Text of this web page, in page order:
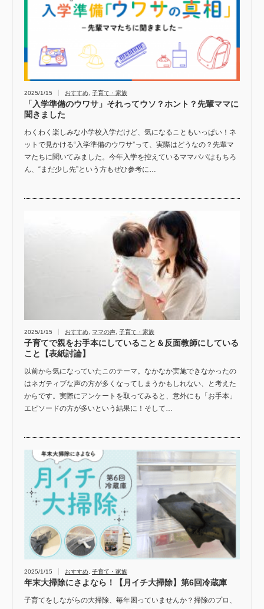
2025/1/15 おすすめ 子育て・家族
「入学準備のウワサ」それってウソ？ホント？先輩ママに
聞きました
わくわく楽しみな小学校入学だけど、気になることもいっぱい！ネ
ットで見かける“入学準備のウワサ”って、実際はどうなの？先輩マ
マたちに聞いてみました。今年入学を控えているママパパはもちろ
ん、“まだ少し先”という方もぜひ参考に…
2025/1/15 おすすめ, ママの声, 子育て・家族
子育てで親をお手本にしていること＆反面教師にしている
こと【表紙討論】
以前から気になっていたこのテーマ。なかなか実施できなかったの
はネガティブな声の方が多くなってしまうかもしれない、と考えた
からです。実際にアンケートを取ってみると、意外にも「お手本」
エピソードの方が多いという結果に！そして…
2025/1/15 おすすめ 子育て・家族
年末大掃除にさよなら！【月イチ大掃除】第6回冷蔵庫
子育てをしながらの大掃除、毎年困っていませんか？掃除のプロ、